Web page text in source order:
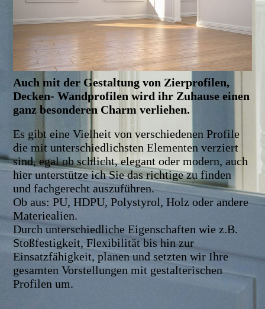
Auch mit der Gestaltung von Zierprofilen,
Decken- Wandprofilen wird ihr Zuhause einen
ganz besonderen Charm verliehen.
Es gibt eine Vielheit von verschiedenen Profile
die mit unterschiedlichsten Elementen verziert
sind, egal ob schlicht, elegant oder modern, auch
hier unterstütze ich Sie das richtige zu finden
und fachgerecht auszuführen.
Ob aus: PU, HDPU, Polystyrol, Holz oder andere
Materiealien.
Durch unterschiedliche Eigenschaften wie z.B.
Stoßfestigkeit, Flexibilität bis hin zur
Einsatzfähigkeit, planen und setzten wir Ihre
gesamten Vorstellungen mit gestalterischen
Profilen um.